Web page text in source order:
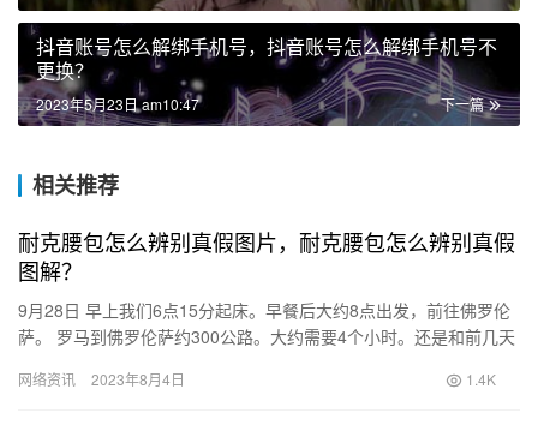
抖音账号怎么解绑手机号，抖音账号怎么解绑手机号不
更换？
下一篇
2023年5月23日 am10:47
相关推荐
耐克腰包怎么辨别真假图片，耐克腰包怎么辨别真假
图解？
9月28日 早上我们6点15分起床。早餐后大约8点出发，前往佛罗伦
萨。 罗马到佛罗伦萨约300公路。大约需要4个小时。还是和前几天
网络资讯 2023年8月4日 1.4K